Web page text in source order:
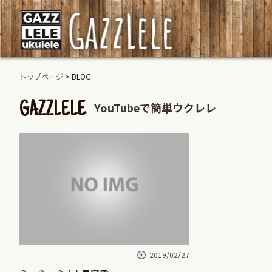
トップページ > BLOG
GAZZLELE YouTubeで簡単ウクレレ
2019/02/27